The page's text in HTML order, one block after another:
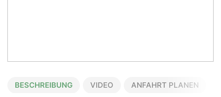
BESCHREIBUNG VIDEO ANFAHRT PLANEN